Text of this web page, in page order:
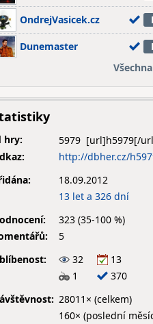
OndrejVasicek.cz
Dunemaster
hry:
5979
http://dbher.cz/
18.09.2012
13 let a 326 dní
323 (35-100 %)
5
32
13
1
370
28011× (celkem)
160× (poslední